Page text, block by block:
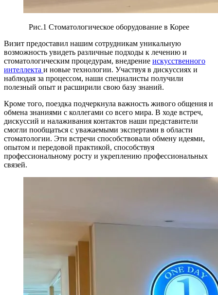
Рис.1 Стоматологическое оборудование в Корее
Визит предоставил нашим сотрудникам уникальную
возможность увидеть различные подходы к лечению и
стоматологическим процедурам, внедрение искусственного
интеллекта и новые технологии. Участвуя в дискуссиях и
наблюдая за процессом, наши специалисты получили
полезный опыт и расширили свою базу знаний.
Кроме того, поездка подчеркнула важность живого общения и
обмена знаниями с коллегами со всего мира. В ходе встреч,
дискуссий и налаживания контактов наши представители
смогли пообщаться с уважаемыми экспертами в области
стоматологии. Эти встречи способствовали обмену идеями,
опытом и передовой практикой, способствуя
профессиональному росту и укреплению профессиональных
связей.